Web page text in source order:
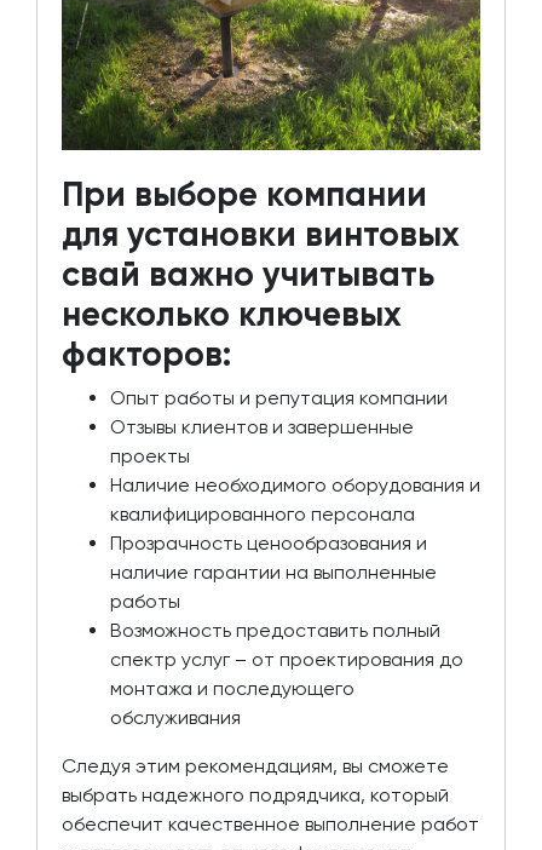
При выборе компании
для установки винтовых
свай важно учитывать
несколько ключевых
факторов:
Опыт работы и репутация компании
Отзывы клиентов и завершенные
проекты
Наличие необходимого оборудования и
квалифицированного персонала
Прозрачность ценообразования и
наличие гарантии на выполненные
работы
Возможность предоставить полный
спектр услуг – от проектирования до
монтажа и последующего
обслуживания
Следуя этим рекомендациям, вы сможете
выбрать надежного подрядчика, который
обеспечит качественное выполнение работ